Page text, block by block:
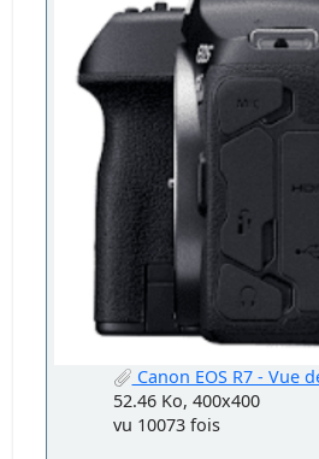
Canon EOS R7 - Vue
52.46 Ko, 400x400
vu 10073 fois